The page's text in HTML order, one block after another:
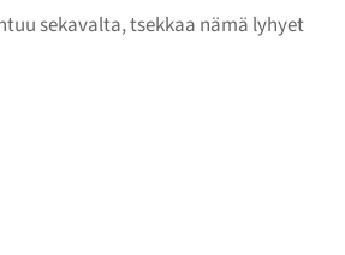
sekavalta, tsekkaa nämä lyhyet